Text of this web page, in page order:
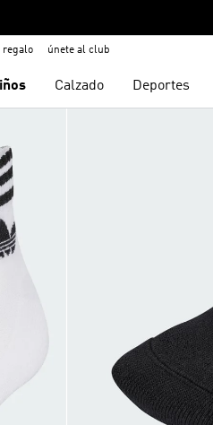
regalo únete al club
Calzado Deportes